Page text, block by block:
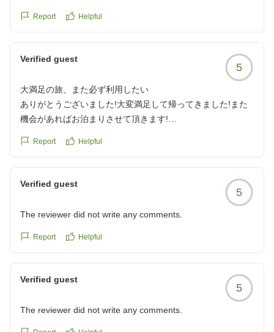
Report Helpful
Verified guest
5
大満足の旅、また必ず利用したい
ありがとうございました!大変満足して帰ってきました!また
機会があればお泊まりさせて頂きます!
https://review.travel.rakuten.co.jp/hotel/voice/8327?
Report Helpful
Verified guest
5
The reviewer did not write any comments.
Report Helpful
Verified guest
5
The reviewer did not write any comments.